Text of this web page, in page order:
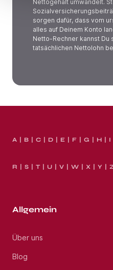
Nettogehalt umwandelt.
sorgen dafür, dass vom
alles auf Deinem Konto
Netto-Rechner kannst Du
tatsächlichen Nettolohn
A B C D E F G H I
R S T U V W X Y
Allgemein
Über uns
Blog